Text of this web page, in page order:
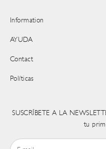
Information
AYUDA
Contact
Políticas
SUSCRÍBETE A LA
tu